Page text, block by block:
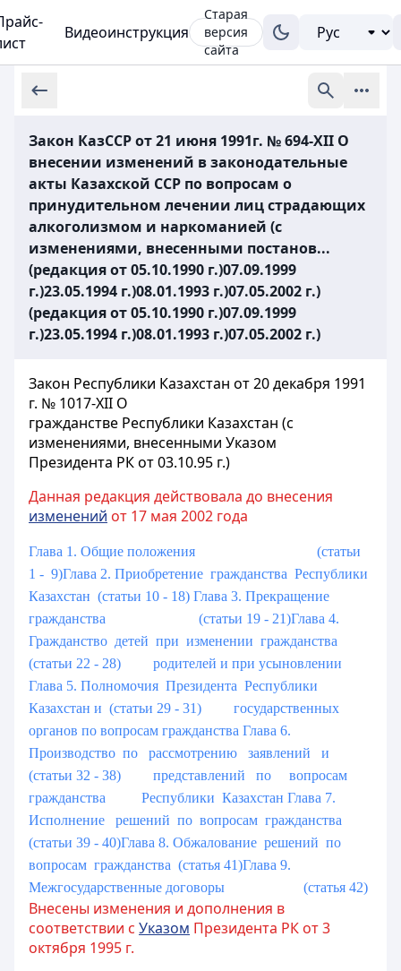
Видеоинструкция
Старая
версия
сайта
Закон КазССР от 21 июня 1991г. № 694-XII О
внесении изменений в законодательные
акты Казахской ССР по вопросам о
принудительном лечении лиц страдающих
алкоголизмом и наркоманией (с
изменениями, внесенными постанов...
(редакция от 05.10.1990 г.)07.09.1999
г.)23.05.1994 г.)08.01.1993 г.)07.05.2002 г.)
(редакция от 05.10.1990 г.)07.09.1999
г.)23.05.1994 г.)08.01.1993 г.)07.05.2002 г.)
Закон Республики Казахстан от 20 декабря 1991
г. № 1017-XII О
гражданстве Республики Казахстан (с
изменениями, внесенными Указом
Президента РК от 03.10.95 г.)
Данная редакция действовала до внесения
изменений от 17 мая 2002 года
Глава 1. Общие положения (статьи
1 - 9)Глава 2. Приобретение гражданства Республики
Казахстан (статьи 10 - 18) Глава 3. Прекращение
гражданства (статьи 19 - 21)Глава 4.
Гражданство детей при изменении гражданства
(статьи 22 - 28)
родителей и при усыновлении
Глава 5. Полномочия Президента Республики
Казахстан и (статьи 29 - 31)
государственных
органов по вопросам гражданства Глава 6.
Производство по рассмотрению заявлений и
(статьи 32 - 38)
представлений по вопросам
гражданства
Республики Казахстан Глава 7.
Исполнение решений по вопросам гражданства
(статьи 39 - 40)Глава 8. Обжалование решений по
вопросам гражданства (статья 41)Глава 9.
Межгосударственные договоры (статья 42)
Внесены изменения и дополнения в
соответствии с Указом Президента РК от 3
октября 1995 г.